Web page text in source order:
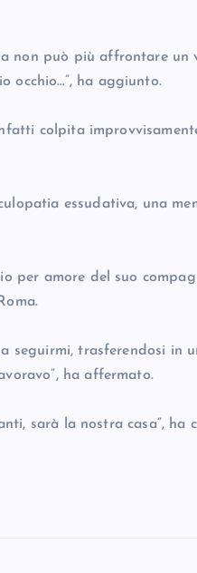
non può più affrontare un
occhio…”, ha aggiunto.
colpita
essudativa, una
per amore del suo
seguirmi, trasferendosi in
ha affermato.
sarà la nostra casa”, ha